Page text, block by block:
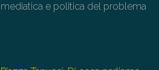
mediatica e politica del problema